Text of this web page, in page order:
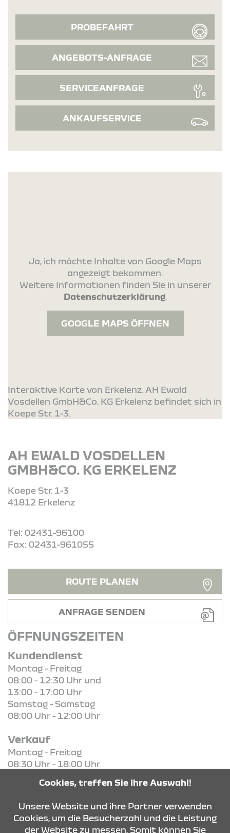
PROBEFAHRT
ANGEBOTS-ANFRAGE
SERVICEANFRAGE
ANKAUFSERVICE
Ja, ich möchte Inhalte von Google Maps
angezeigt bekommen.
Weitere Informationen finden Sie in unserer
Datenschutzerklärung.
GOOGLE MAPS ÖFFNEN
Interaktive Karte von Erkelenz. AH Ewald
Vosdellen GmbH&Co. KG Erkelenz befindet sich in
Koepe Str. 1-3.
AH EWALD VOSDELLEN
GMBH&CO. KG ERKELENZ
Koepe Str. 1-3
41812 Erkelenz
Tel: 02431-96100
Fax: 02431-961055
ROUTE PLANEN
ANFRAGE SENDEN
ÖFFNUNGSZEITEN
Kundendienst
Montag - Freitag
08:00 - 12:30 Uhr und
13:00 - 17:00 Uhr
Samstag - Samstag
08:00 Uhr - 12:00 Uhr
Verkauf
Montag - Freitag
08:30 Uhr - 18:00 Uhr
08:30 Uhr - 13:00 Uhr
Cookies, treffen Sie Ihre Auswahl!
Unsere Website und ihre Partner verwenden
Cookies, um die Besucherzahl und die Leistung
der Website zu messen. Somit können Sie